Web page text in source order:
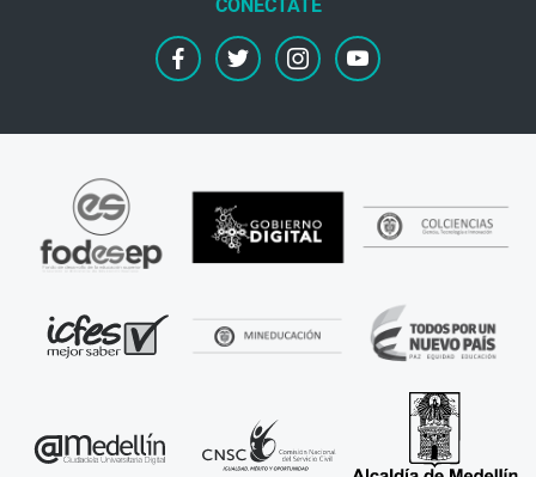
facebooktwitter instagramyoutube